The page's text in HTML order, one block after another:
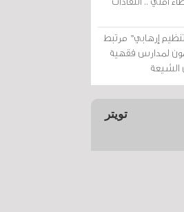
إرهابي" مرتبط
لمدارس فقهية
الشيعة
تويتر